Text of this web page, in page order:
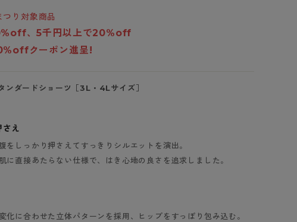
カテゴリ一覧へ
ハイジュニ
り対象商品
、5千円以上で20%off
クーポン進呈!
ンダードショーツ［3L・4Lサイズ］
さえ
をしっかり押さえてすっきりシルエットを演出。
に直接あたらない仕様で、はき心地の良さを追求しました。
化に合わせた立体パターンを採用、ヒップをすっぽり包み込む。